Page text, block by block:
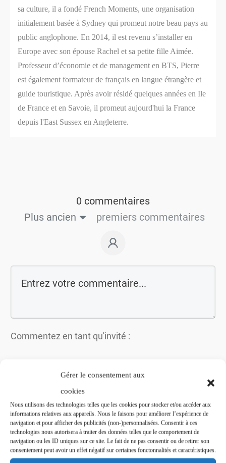
Gérer le consentement aux
cookies
Nous utilisons des technologies telles que les cookies pour stocker et/ou accéder aux
informations relatives aux appareils. Nous le faisons pour améliorer l’expérience de
navigation et pour afficher des publicités (non-)personnalisées. Consentir à ces
technologies nous autorisera à traiter des données telles que le comportement de
navigation ou les ID uniques sur ce site. Le fait de ne pas consentir ou de retirer son
consentement peut avoir un effet négatif sur certaines fonctonnalités et caractéristiques.
sa culture, il a fondé French Moments, une organisation
initialement basée à Sydney qui promeut notre beau pays au
public anglophone. En 2014, il est revenu s’installer en
Europe avec son épouse Rachel et sa petite fille Aimée.
Professeur d’économie et de management en BTS, Pierre
est également formateur de français en langue étrangère et
guide touristique. Après avoir résidé quelques années en Ile
de France et en Savoie, il promeut aujourd'hui la France
depuis l'East Sussex en Angleterre.
0 commentaires
Plus ancien
premiers commentaires
Commentez en tant qu'invité :